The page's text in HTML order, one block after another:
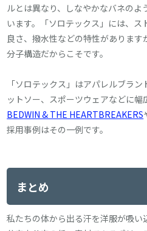
ルとは異なり、しなやかなバネのよ
います。「ソロテックス」には、
良さ、撥水性などの特性がありま
分子構造だからこそです。
「ソロテックス」はアパレルブラ
ットソー、スポーツウェアなどに幅
BEDWIN & THE HEARTBREAKERS
採用事例はその一例です。
まとめ
私たちの体から出る汗を洋服が吸い